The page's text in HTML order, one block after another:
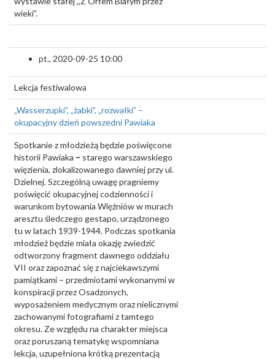
wieki”.
pt., 2020-09-25 10:00
Lekcja festiwalowa
„Wasserzupki”, „żabki”, „rozwałki” –
okupacyjny dzień powszedni Pawiaka
Spotkanie z młodzieżą będzie poświęcone
historii Pawiaka – starego warszawskiego
więzienia, zlokalizowanego dawniej przy ul.
Dzielnej. Szczególną uwagę pragniemy
poświęcić okupacyjnej codzienności i
warunkom bytowania Więźniów w murach
aresztu śledczego gestapo, urządzonego
tu w latach 1939-1944. Podczas spotkania
młodzież będzie miała okazję zwiedzić
odtworzony fragment dawnego oddziału
VII oraz zapoznać się z najciekawszymi
pamiątkami – przedmiotami wykonanymi w
konspiracji przez Osadzonych,
wyposażeniem medycznym oraz nielicznymi
zachowanymi fotografiami z tamtego
okresu. Ze względu na charakter miejsca
oraz poruszaną tematykę wspomniana
lekcja, uzupełniona krótką prezentacją